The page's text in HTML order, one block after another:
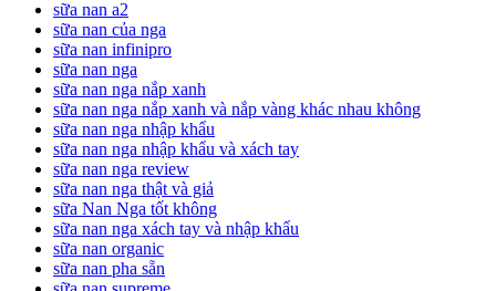
sữa nan a2
sữa nan của nga
sữa nan infinipro
sữa nan nga
sữa nan nga nắp xanh
sữa nan nga nắp xanh và nắp vàng khác nhau không
sữa nan nga nhập khẩu
sữa nan nga nhập khẩu và xách tay
sữa nan nga review
sữa nan nga thật và giả
sữa Nan Nga tốt không
sữa nan nga xách tay và nhập khẩu
sữa nan organic
sữa nan pha sẵn